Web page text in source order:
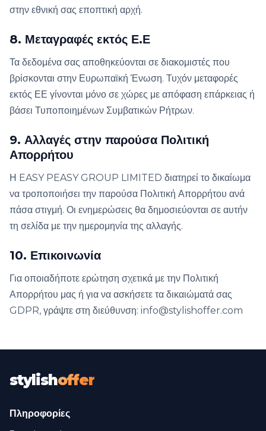
στην εθνική σας εποπτική αρχή.
8. Μεταγραφές εκτός Ε.Ε
Τα δεδομένα σας αποθηκεύονται σε διακομιστές που
βρίσκονται στην Ευρωπαϊκή Ένωση. Τυχόν μεταφορές
εκτός ΕΕ γίνονται μόνο σε χώρες με απόφαση επάρκειας ή
βάσει Τυποποιημένων Συμβατικών Ρήτρων.
9. Αλλαγές στην παρούσα Πολιτική
Απορρήτου
Η EASY PEASY GROUP LIMITED διατηρεί το δικαίωμα
να τροποποιήσει την παρούσα Πολιτική Απορρήτου ανά
πάσα στιγμή. Οι ενημερώσεις θα δημοσιεύονται σε αυτήν
τη σελίδα με την ημερομηνία της αλλαγής.
10. Επικοινωνία
Για οποιαδήποτε ερώτηση σχετικά με την Πολιτική
Απορρήτου μας ή για να ασκήσετε τα δικαιώματά σας
GDPR, γράψτε στη διεύθυνση: info@stylishoffer.com
stylishoffer
Πληροφορίες